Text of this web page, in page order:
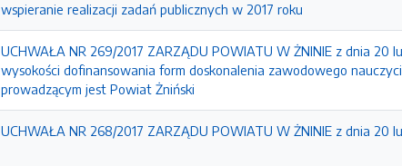
wspieranie realizacji zadań publicznych w 2017 roku
UCHWAŁA NR 269/2017 ZARZĄDU POWIATU W ŻNINIE z dnia 20
wysokości dofinansowania form doskonalenia zawodowego
prowadzącym jest Powiat Żniński
UCHWAŁA NR 268/2017 ZARZĄDU POWIATU W ŻNINIE z dnia